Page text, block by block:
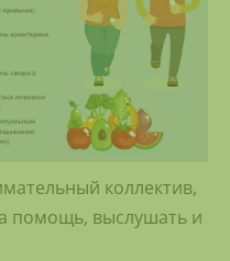
коллектив,
помощь, выслушать и